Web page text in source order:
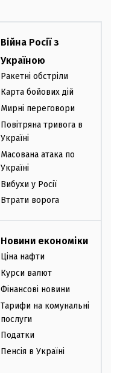
Війна Росії з
Україною
Ракетні обстріли
Карта бойових дій
Мирні переговори
Повітряна тривога в
Україні
Масована атака по
Україні
Вибухи у Росії
Втрати ворога
Новини економіки
Ціна нафти
Курси валют
Фінансові новини
Тарифи на комунальні
послуги
Податки
Пенсія в Україні